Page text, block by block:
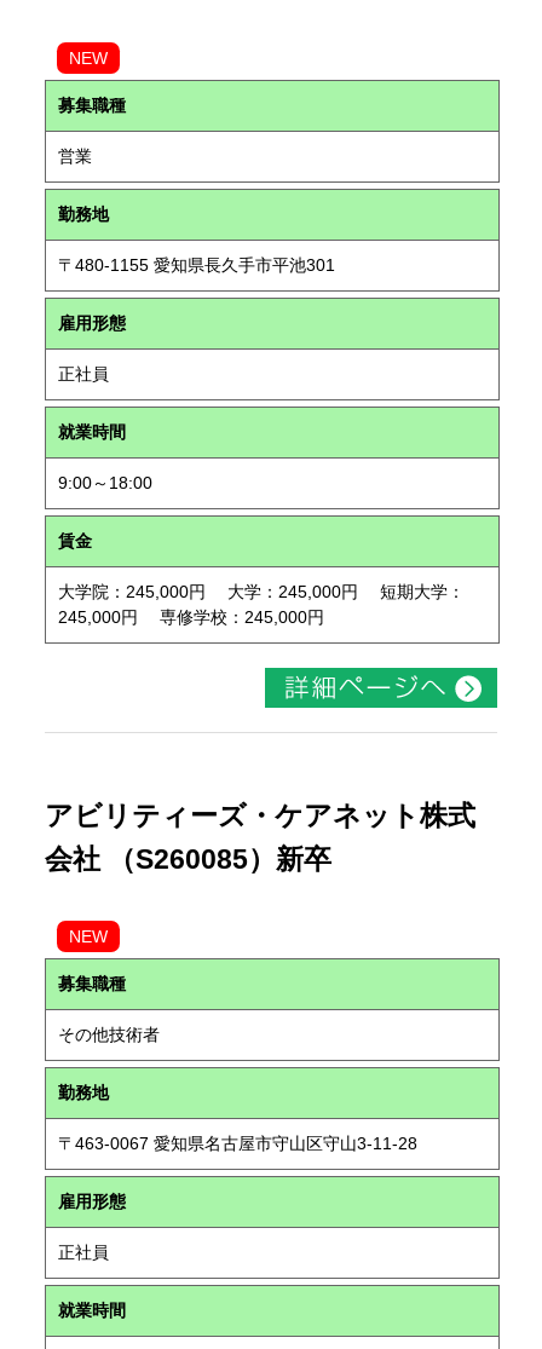
NEW
募集職種
営業
勤務地
〒480-1155 愛知県長久手市平池301
雇用形態
正社員
就業時間
9:00～18:00
賃金
大学院：245,000円 大学：245,000円 短期大学：
245,000円 専修学校：245,000円
アビリティーズ・ケアネット株式
会社 （S260085）新卒
NEW
募集職種
その他技術者
勤務地
〒463-0067 愛知県名古屋市守山区守山3-11-28
雇用形態
正社員
就業時間